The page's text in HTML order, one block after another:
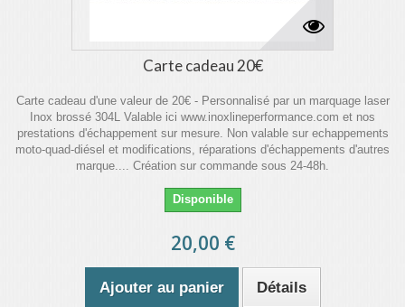
Carte cadeau 20€
Carte cadeau d'une valeur de 20€ - Personnalisé par un marquage laser
Inox brossé 304L Valable ici www.inoxlineperformance.com et nos
prestations d'échappement sur mesure. Non valable sur echappements
moto-quad-diésel et modifications, réparations d'échappements d'autres
marque.... Création sur commande sous 24-48h.
Disponible
20,00 €
Ajouter au panier Détails